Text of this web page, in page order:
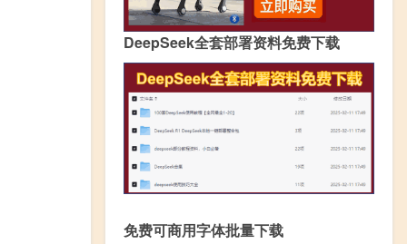
DeepSeek全套部署资料免费下载
免费可商用字体批量下载